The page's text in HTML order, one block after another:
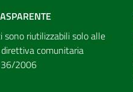
sono riutilizzabili solo alle
comunitaria
36/2006